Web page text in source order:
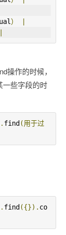
）
操作的时候，
一些字段的时
find (用于过
find({}). co